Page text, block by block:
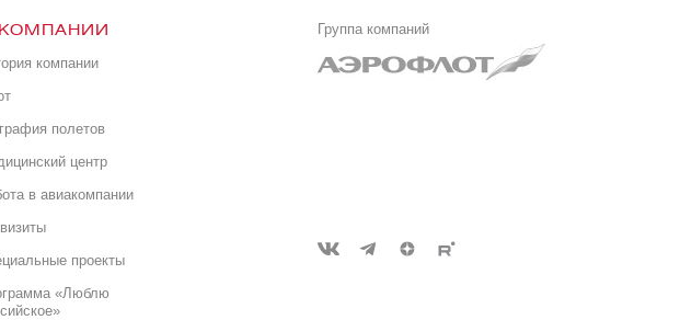
компании
полетов
центр
в авиакомпании
проекты
«Люблю
Группа компаний